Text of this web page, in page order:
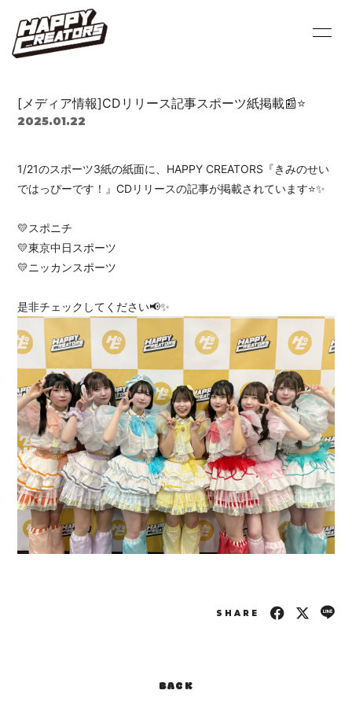
PROFILE SCHEDULE
BLOG MOVIE
PHOTO
会員登録 ログイン
[メディア情報]CDリリース記事スポーツ紙掲載📰⭐
2025.01.22
1/21のスポーツ3紙の紙面に、HAPPY CREATORS『きみのせい
ではっぴーです！』CDリリースの記事が掲載されています⭐️✨
💛スポニチ
💛東京中日スポーツ
💛ニッカンスポーツ
是非チェックしてください📢✨
SHARE
BACK